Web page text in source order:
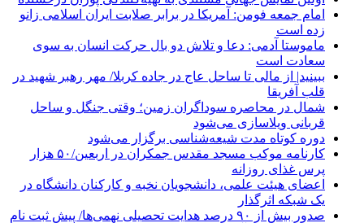
امام جمعه فومن: آمریکا در برابر صلابت ایران اسلامی زانو
زده است
ماموستا آدمی: دعا و تلاش دو بال حرکت انسان به سوی
سعادت است
ببینید| از مالی تا ساحل عاج در جاده کربلا/ مهر رهبر شهید در
قلب آفریقا
شمال در محاصره سوداگران زمین؛ وقتی جنگل و ساحل
قربانی ویلاسازی می‌شود
دوره کوتاه مدت شیعه‌شناسی برگزار می‌شود
کارنامه موکب مسجد مقدس جمکران در اربعین/۵۰ هزار
پرس غذای روزانه
اعضای هیئت علمی، دانشجویان نخبه و کارکنان دانشگاه در
یک شبکه‌ اثرگذار
صدور بیش از ۹۰ درصد هدایت تحصیلی نهمی‌ها/ پیش ثبت نام